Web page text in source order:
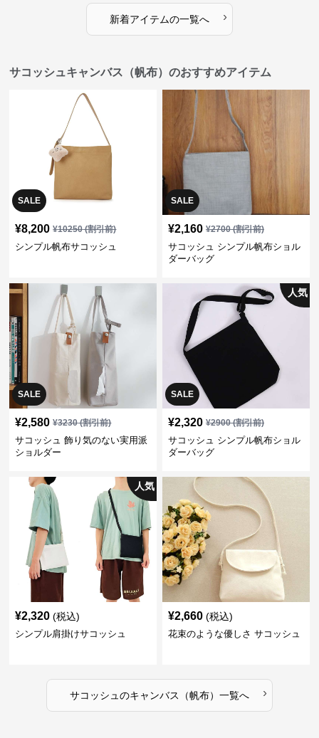
新着アイテムの一覧へ ›
サコッシュキャンバス（帆布）のおすすめアイテム
SALE
¥8,200 ¥10250(割引前)
シンプル帆布サコッシュ
SALE
¥2,160 ¥2700(割引前)
サコッシュ シンプル帆布ショル
ダーバッグ
SALE
¥2,580 ¥3230(割引前)
サコッシュ 飾り気のない実用派
ショルダー
SALE
人気
¥2,320 ¥2900(割引前)
サコッシュ シンプル帆布ショル
ダーバッグ
人気
¥2,320 (税込)
シンプル肩掛けサコッシュ
¥2,660 (税込)
花束のような優しさ サコッシュ
サコッシュ のキャンバス（帆布） 一覧へ ›